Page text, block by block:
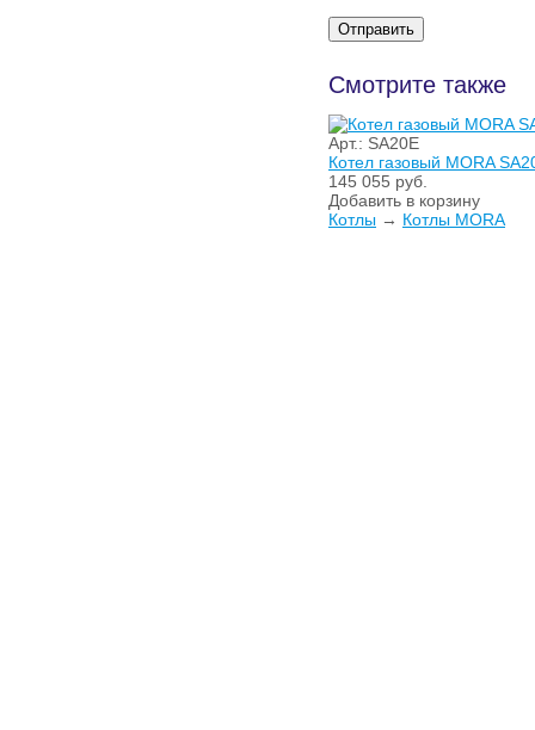
Смотрите также
Арт.: SA20E
Котел газовый MORA
145 055 руб.
Добавить в корзину
Котлы → Котлы MORA